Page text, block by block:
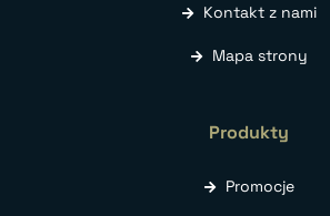
Kontakt z nami
Mapa strony
Produkty
Promocje